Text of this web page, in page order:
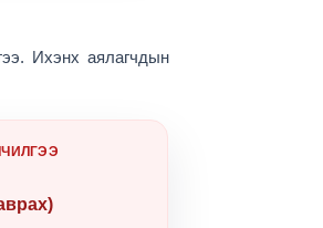
Ихэнх аялагчдын